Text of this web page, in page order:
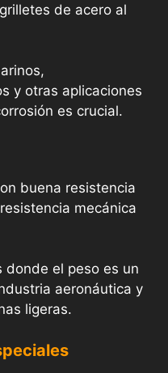
de acero al
y otras aplicaciones
es crucial.
buena resistencia
mecánica
donde el peso es un
aeronáutica y
ligeras.